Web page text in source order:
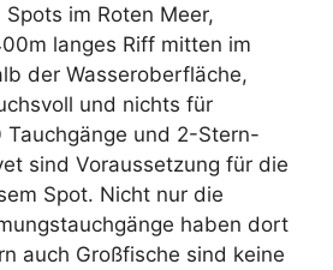
im Roten Meer,
langes Riff mitten im
der Wasseroberfläche,
und nichts für
Tauchgänge und 2-Stern-
sind Voraussetzung für die
Spot. Nicht nur die
haben dort
auch Großfische sind keine